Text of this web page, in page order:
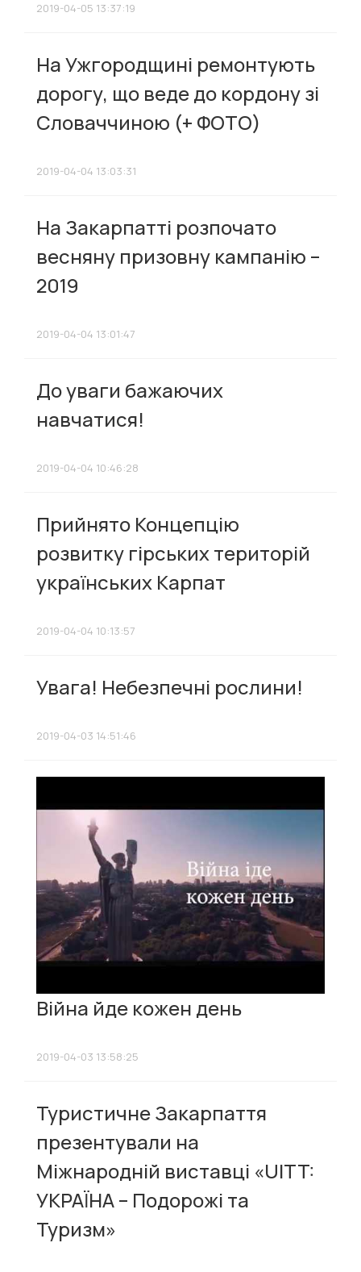
2019-04-05 13:37:19
На Ужгородщині ремонтують
дорогу, що веде до кордону зі
Словаччиною (+ ФОТО)
2019-04-04 13:03:31
На Закарпатті розпочато
весняну призовну кампанію –
2019
2019-04-04 13:01:47
До уваги бажаючих
навчатися!
2019-04-04 10:46:28
Прийнято Концепцію
розвитку гірських територій
українських Карпат
2019-04-04 10:13:57
Увага! Небезпечні рослини!
2019-04-03 14:51:46
Війна йде кожен день
2019-04-03 13:58:25
Туристичне Закарпаття
презентували на
Міжнародній виставці «UITT:
УКРАЇНА – Подорожі та
Туризм»